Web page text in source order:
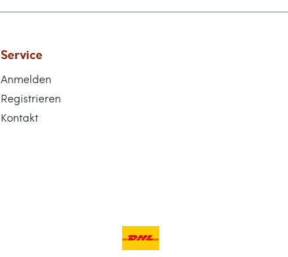
Service
Anmelden
Registrieren
Kontakt